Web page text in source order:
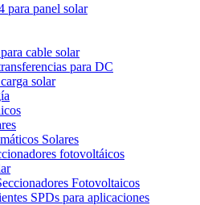
para panel solar
cable solar
para DC
solar
Solares
fotovoltáicos
Fotovoltaicos
SPDs para aplicaciones